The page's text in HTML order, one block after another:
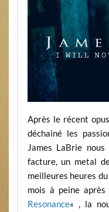
Après le récent
déchainé les
James LaBrie
facture, un metal
meilleures heures
mois à peine
Resonance« , la